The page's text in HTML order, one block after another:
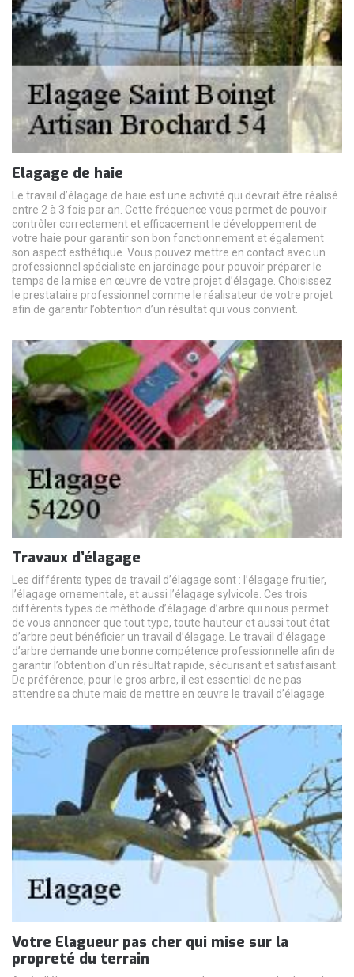
Elagage de haie
Le travail d’élagage de haie est une activité qui devrait être réalisé
entre 2 à 3 fois par an. Cette fréquence vous permet de pouvoir
contrôler correctement et efficacement le développement de
votre haie pour garantir son bon fonctionnement et également
son aspect esthétique. Vous pouvez mettre en contact avec un
professionnel spécialiste en jardinage pour pouvoir préparer le
temps de la mise en œuvre de votre projet d’élagage. Choisissez
le prestataire professionnel comme le réalisateur de votre projet
afin de garantir l’obtention d’un résultat qui vous convient.
Travaux d’élagage
Les différents types de travail d’élagage sont : l’élagage fruitier,
l’élagage ornementale, et aussi l’élagage sylvicole. Ces trois
différents types de méthode d’élagage d’arbre qui nous permet
de vous annoncer que tout type, toute hauteur et aussi tout état
d’arbre peut bénéficier un travail d’élagage. Le travail d’élagage
d’arbre demande une bonne compétence professionnelle afin de
garantir l’obtention d’un résultat rapide, sécurisant et satisfaisant.
De préférence, pour le gros arbre, il est essentiel de ne pas
attendre sa chute mais de mettre en œuvre le travail d’élagage.
Votre Elagueur pas cher qui mise sur la
propreté du terrain